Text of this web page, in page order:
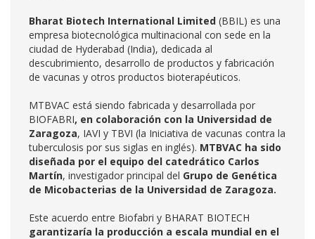
Bharat Biotech International Limited (BBIL) es una
empresa biotecnológica multinacional con sede en la
ciudad de Hyderabad (India), dedicada al
descubrimiento, desarrollo de productos y fabricación
de vacunas y otros productos bioterapéuticos.
MTBVAC está siendo fabricada y desarrollada por
BIOFABRI, en colaboración con la Universidad de
Zaragoza, IAVI y TBVI (la Iniciativa de vacunas contra la
tuberculosis por sus siglas en inglés). MTBVAC ha sido
diseñada por el equipo del catedrático Carlos
Martín, investigador principal del Grupo de Genética
de Micobacterias de la Universidad de Zaragoza.
Este acuerdo entre Biofabri y BHARAT BIOTECH
garantizaría la producción a escala mundial en el